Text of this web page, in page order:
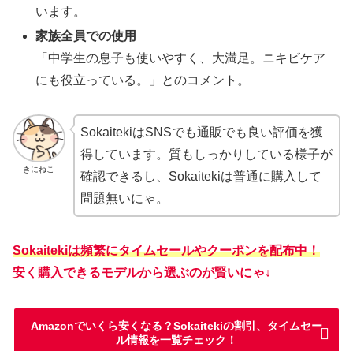
います。
家族全員での使用
「中学生の息子も使いやすく、大満足。ニキビケア
にも役立っている。」とのコメント。
きにねこ
SokaitekiはSNSでも通販でも良い評価を獲
得しています。質もしっかりしている様子が
確認できるし、Sokaitekiは普通に購入して
問題無いにゃ。
Sokaitekiは頻繁にタイムセールやクーポンを配布中！
安く購入できるモデルから選ぶのが賢いにゃ↓
Amazonでいくら安くなる？Sokaitekiの割引、タイムセー
ル情報を一覧チェック！